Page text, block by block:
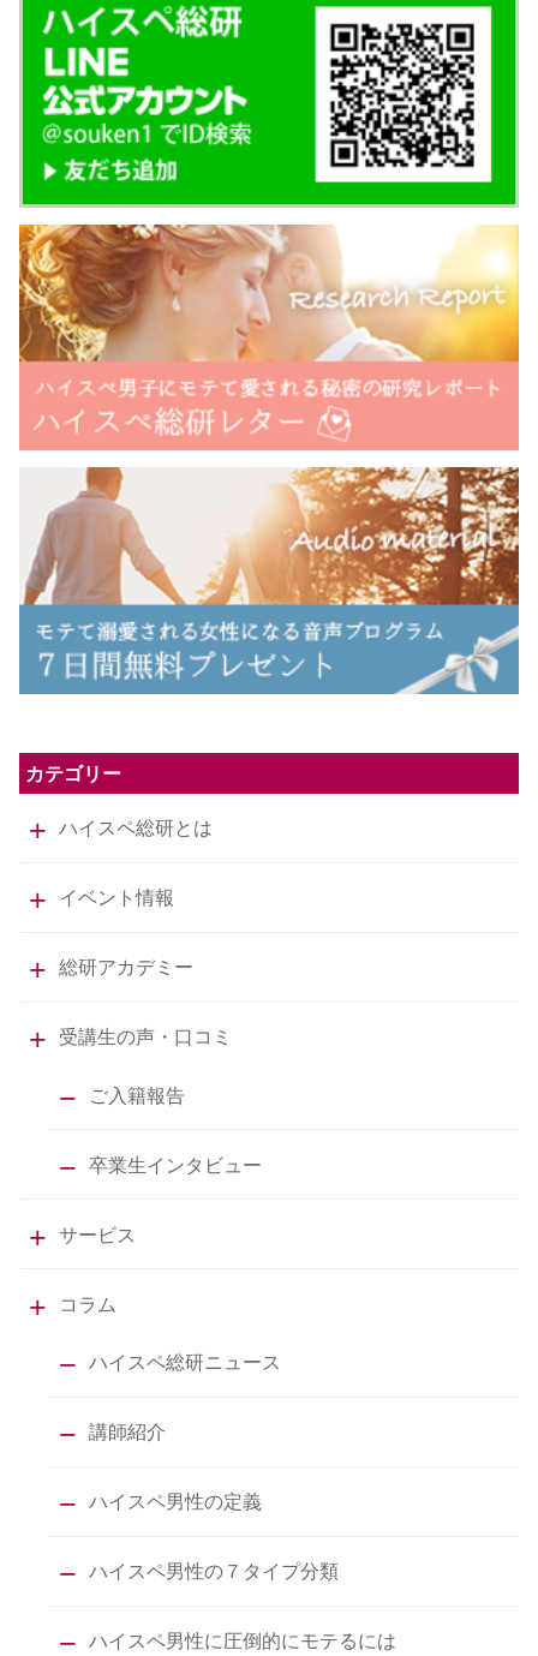
カテゴリー
ハイスペ総研とは
イベント情報
総研アカデミー
受講生の声・口コミ
ご入籍報告
卒業生インタビュー
サービス
コラム
ハイスペ総研ニュース
講師紹介
ハイスペ男性の定義
ハイスペ男性の７タイプ分類
ハイスペ男性に圧倒的にモテるには